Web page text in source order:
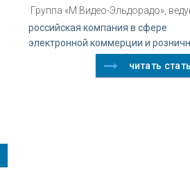
Группа «М.Видео-Эльдорадо»,
российская компания в сфере
электронной коммерции и
читать